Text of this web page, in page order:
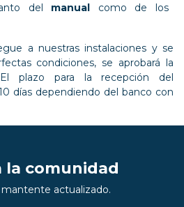
del manual como de los
a nuestras instalaciones y se
condiciones, se aprobará la
plazo para la recepción del
días dependiendo del banco con
la comunidad
actualizado.